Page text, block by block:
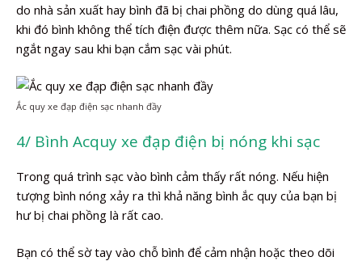
do nhà sản xuất hay bình đã bị chai phồng do dùng quá lâu,
khi đó bình không thể tích điện được thêm nữa. Sạc có thể sẽ
ngắt ngay sau khi bạn cắm sạc vài phút.
Ắc quy xe đạp điện sạc nhanh đầy
4/ Bình Acquy xe đạp điện bị nóng khi sạc
Trong quá trình sạc vào bình cảm thấy rất nóng. Nếu hiện
tượng bình nóng xảy ra thì khả năng bình ắc quy của bạn bị
hư bị chai phồng là rất cao.
Bạn có thể sờ tay vào chỗ bình để cảm nhận hoặc theo dõi